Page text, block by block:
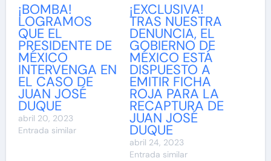
¡BOMBA!
LOGRAMOS
QUE EL
PRESIDENTE DE
MÉXICO
INTERVENGA EN
EL CASO DE
JUAN JOSÉ
DUQUE
abril 20, 2023
Entrada similar
¡EXCLUSIVA!
TRAS NUESTRA
DENUNCIA, EL
GOBIERNO DE
MÉXICO ESTÁ
DISPUESTO A
EMITIR FICHA
ROJA PARA LA
RECAPTURA DE
JUAN JOSÉ
DUQUE
abril 24, 2023
Entrada similar